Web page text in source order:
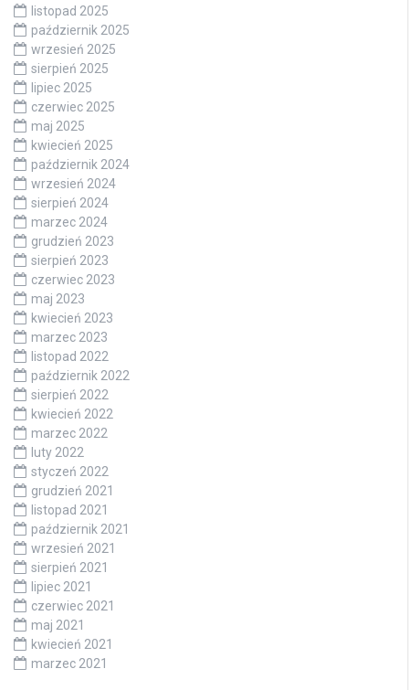
listopad 2025
październik 2025
wrzesień 2025
sierpień 2025
lipiec 2025
czerwiec 2025
maj 2025
kwiecień 2025
październik 2024
wrzesień 2024
sierpień 2024
marzec 2024
grudzień 2023
sierpień 2023
czerwiec 2023
maj 2023
kwiecień 2023
marzec 2023
listopad 2022
październik 2022
sierpień 2022
kwiecień 2022
marzec 2022
luty 2022
styczeń 2022
grudzień 2021
listopad 2021
październik 2021
wrzesień 2021
sierpień 2021
lipiec 2021
czerwiec 2021
maj 2021
kwiecień 2021
marzec 2021